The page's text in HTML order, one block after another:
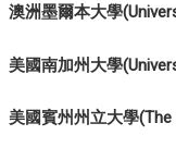
澳洲墨爾本大學
美國南加州大學
美國賓州州立大學